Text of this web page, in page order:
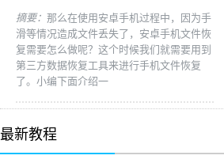
摘要： 那么在使用安卓手机过程中，因为手
滑等情况造成文件丢失了，安卓手机文件恢
复需要怎么做呢？这个时候我们就需要用到
第三方数据恢复工具来进行手机文件恢复
了。小编下面介绍一
最新教程